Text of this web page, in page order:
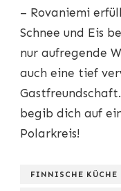
– Rovaniemi
Schnee und Eis
nur aufregende
auch eine tief
begib dich auf
Polarkreis!
FINNISCHE KÜCHE